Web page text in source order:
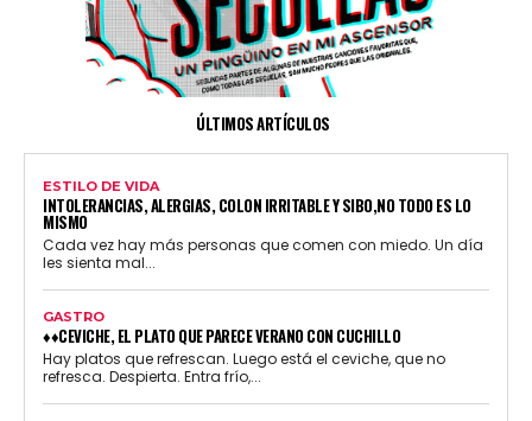
ÚLTIMOS ARTÍCULOS
ESTILO DE VIDA
INTOLERANCIAS, ALERGIAS, COLON IRRITABLE Y SIBO,NO TODO ES LO
MISMO
Cada vez hay más personas que comen con miedo. Un día
les sienta mal...
GASTRO
♦♦CEVICHE, EL PLATO QUE PARECE VERANO CON CUCHILLO
Hay platos que refrescan. Luego está el ceviche, que no
refresca. Despierta. Entra frío,...